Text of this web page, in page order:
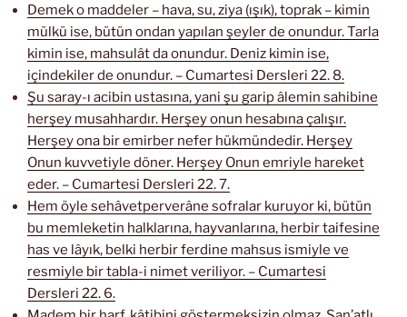
Demek o maddeler – hava, su, ziya (ışık), toprak – kimin
mülkü ise, bütün ondan yapılan şeyler de onundur. Tarla
kimin ise, mahsulât da onundur. Deniz kimin ise,
içindekiler de onundur. – Cumartesi Dersleri 22. 8.
Şu saray-ı acibin ustasına, yani şu garip âlemin sahibine
herşey musahhardır. Herşey onun hesabına çalışır.
Herşey ona bir emirber nefer hükmündedir. Herşey
Onun kuvvetiyle döner. Herşey Onun emriyle hareket
eder. – Cumartesi Dersleri 22. 7.
Hem öyle sehâvetperverâne sofralar kuruyor ki, bütün
bu memleketin halklarına, hayvanlarına, herbir taifesine
has ve lâyık, belki herbir ferdine mahsus ismiyle ve
resmiyle bir tabla-i nimet veriliyor. – Cumartesi
Dersleri 22. 6.